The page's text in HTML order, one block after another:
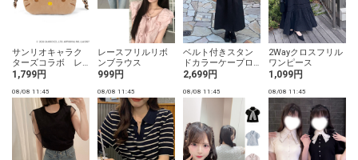
サンリオキャラク
ターズコラボ レ
オパード柄日焼け
イス巾着
1,799円
レースフリルリボ
ンブラウス
999円
ベルト付きスタン
ドカラーケープロ
ングコート
2,699円
2Wayクロスフリル
ワンピース
1,099円
08/08 11:45 08/08 11:45 08/08 11:45 08/08 11:45